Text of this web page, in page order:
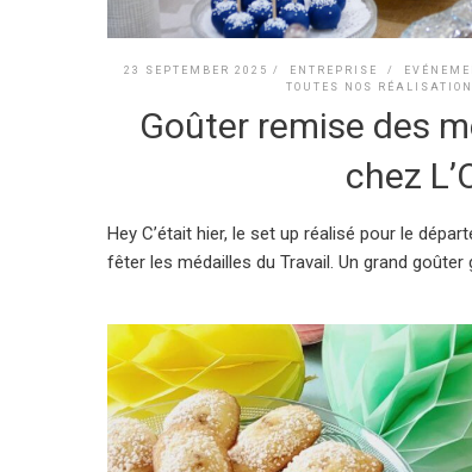
23 SEPTEMBER 2025 / ENTREPRISE /
TOUTES NOS
Goûter remise des
chez
Hey C’était hier, le set up réalisé pour le
fêter les médailles du Travail. Un grand goûter